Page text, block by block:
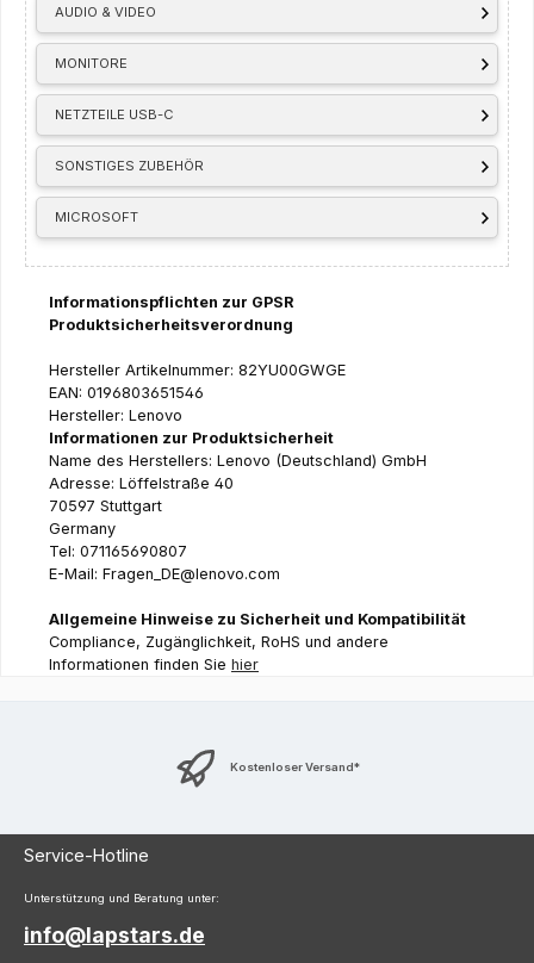
AUDIO & VIDEO
MONITORE
NETZTEILE USB-C
SONSTIGES ZUBEHÖR
MICROSOFT
Informationspflichten zur GPSR
Produktsicherheitsverordnung
Hersteller Artikelnummer: 82YU00GWGE
EAN: 0196803651546
Hersteller: Lenovo
Informationen zur Produktsicherheit
Name des Herstellers: Lenovo (Deutschland) GmbH
Adresse: Löffelstraße 40
70597 Stuttgart
Germany
Tel: 071165690807
E-Mail: Fragen_DE@lenovo.com
Allgemeine Hinweise zu Sicherheit und Kompatibilität
Compliance, Zugänglichkeit, RoHS und andere
Informationen finden Sie hier
Kostenloser Versand*
Service-Hotline
Unterstützung und Beratung unter:
info@lapstars.de